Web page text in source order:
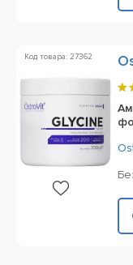
Код товара: 27362